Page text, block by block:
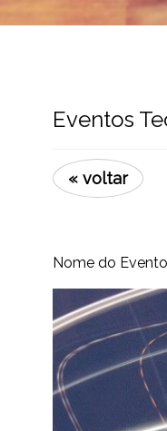
Eventos
« voltar
Nome do